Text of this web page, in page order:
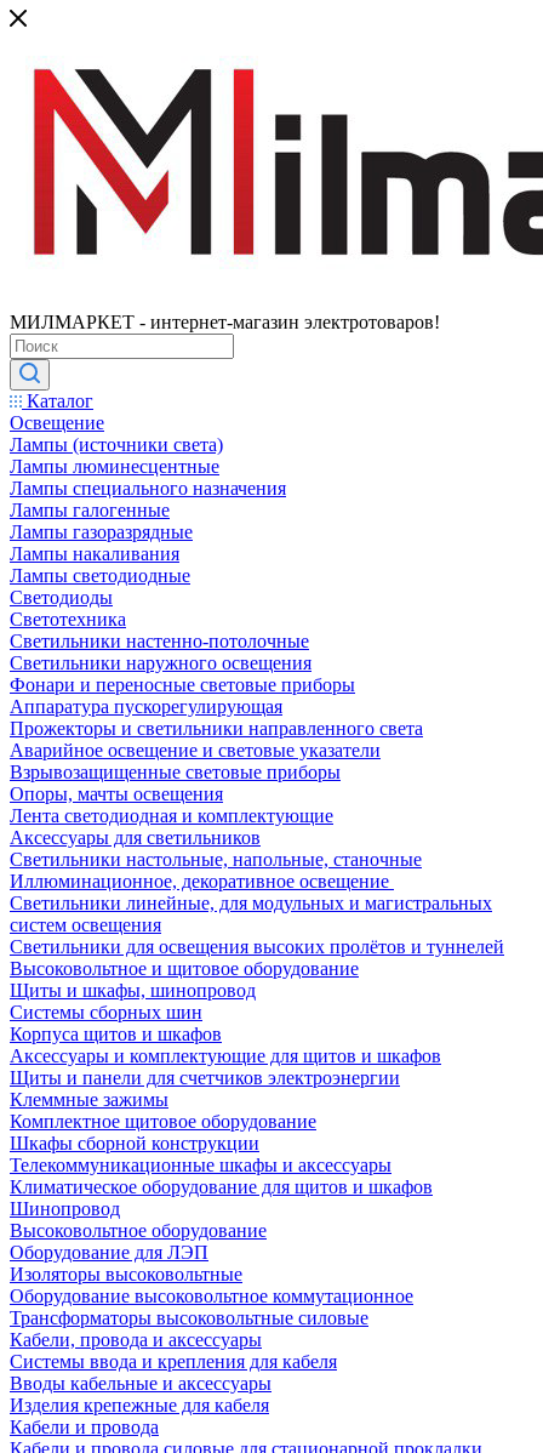
МИЛМАРКЕТ - интернет-магазин электротоваров!
Каталог
Освещение
Лампы (источники света)
Лампы люминесцентные
Лампы специального назначения
Лампы галогенные
Лампы газоразрядные
Лампы накаливания
Лампы светодиодные
Светодиоды
Светотехника
Светильники настенно-потолочные
Светильники наружного освещения
Фонари и переносные световые приборы
Аппаратура пускорегулирующая
Прожекторы и светильники направленного света
Аварийное освещение и световые указатели
Взрывозащищенные световые приборы
Опоры, мачты освещения
Лента светодиодная и комплектующие
Аксессуары для светильников
Светильники настольные, напольные, станочные
Иллюминационное, декоративное освещение
Светильники линейные, для модульных и магистральных
систем освещения
Светильники для освещения высоких пролётов и туннелей
Высоковольтное и щитовое оборудование
Щиты и шкафы, шинопровод
Системы сборных шин
Корпуса щитов и шкафов
Аксессуары и комплектующие для щитов и шкафов
Щиты и панели для счетчиков электроэнергии
Клеммные зажимы
Комплектное щитовое оборудование
Шкафы сборной конструкции
Телекоммуникационные шкафы и аксессуары
Климатическое оборудование для щитов и шкафов
Шинопровод
Высоковольтное оборудование
Оборудование для ЛЭП
Изоляторы высоковольтные
Оборудование высоковольтное коммутационное
Трансформаторы высоковольтные силовые
Кабели, провода и аксессуары
Системы ввода и крепления для кабеля
Вводы кабельные и аксессуары
Изделия крепежные для кабеля
Кабели и провода
Кабели и провода силовые для стационарной прокладки